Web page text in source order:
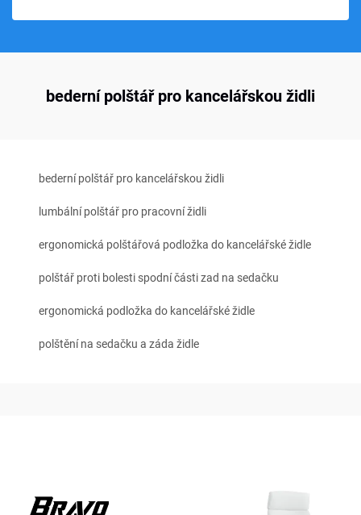
bederní polštář pro kancelářskou židli
bederní polštář pro kancelářskou židli
lumbální polštář pro pracovní židli
ergonomická polštářová podložka do kancelářské židle
polštář proti bolesti spodní části zad na sedačku
ergonomická podložka do kancelářské židle
polštění na sedačku a záda židle